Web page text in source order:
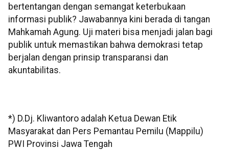
bertentangan dengan semangat keterbukaan
informasi publik? Jawabannya kini berada di tangan
Mahkamah Agung. Uji materi bisa menjadi jalan bagi
publik untuk memastikan bahwa demokrasi tetap
berjalan dengan prinsip transparansi dan
akuntabilitas.
*) D.Dj. Kliwantoro adalah Ketua Dewan Etik
Masyarakat dan Pers Pemantau Pemilu (Mappilu)
PWI Provinsi Jawa Tengah